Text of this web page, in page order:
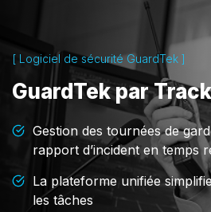
[ Logiciel de sécurité GuardTek ]
GuardTek par
Gestion des tournées de
rapport d’incident en temps
La plateforme unifiée
les tâches